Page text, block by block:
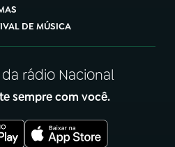
DE MÚSICA
rádio Nacional
sempre com você.